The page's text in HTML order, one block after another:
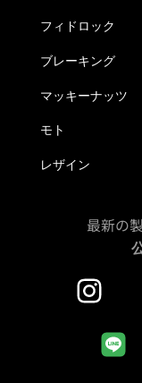
フィドロック
ブレーキング
マッキーナッツ
モト
レザイン
最新の